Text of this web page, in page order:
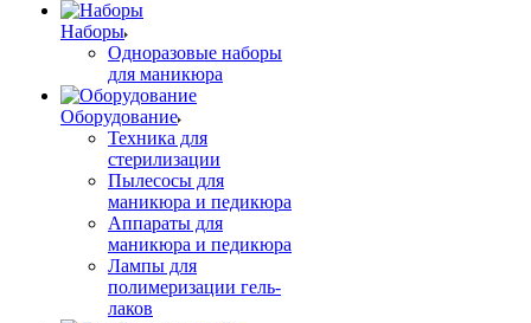
Наборы
Одноразовые наборы
для маникюра
Оборудование
Техника для
стерилизации
Пылесосы для
маникюра и педикюра
Аппараты для
маникюра и педикюра
Лампы для
полимеризации гель-
лаков